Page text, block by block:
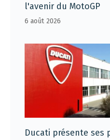
l'avenir du MotoGP
6 août 2026
Ducati présente ses